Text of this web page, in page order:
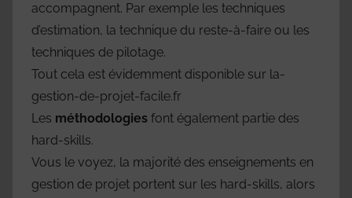
accompagnent. Par exemple les techniques
d’estimation, la technique du reste-à-faire ou les
techniques de pilotage.
Tout cela est évidemment disponible sur la-
gestion-de-projet-facile.fr
Les méthodologies font également partie des
hard-skills.
Vous le voyez, la majorité des enseignements en
gestion de projet portent sur les hard-skills, alors